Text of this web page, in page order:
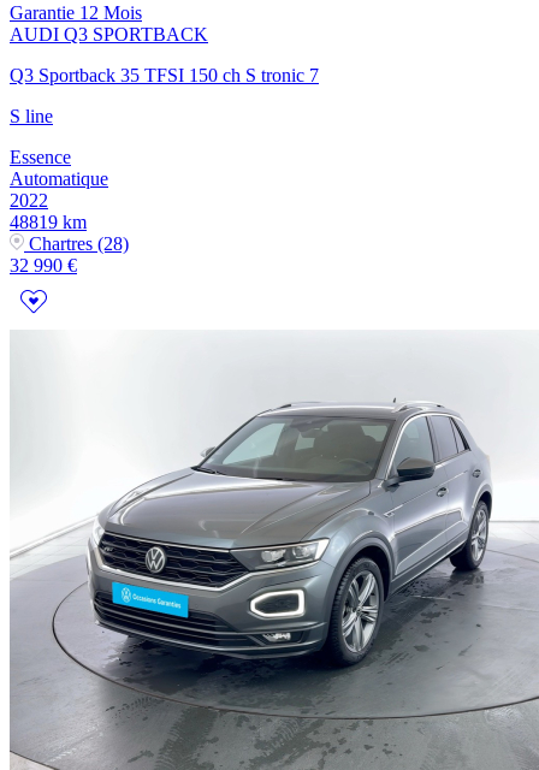
Garantie 12 Mois
AUDI Q3 SPORTBACK
Q3 Sportback 35 TFSI 150 ch S tronic 7
S line
Essence
Automatique
2022
48819 km
Chartres (28)
32 990 €